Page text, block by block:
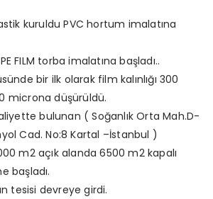
kuruldu PVC hortum imalatına
FILM torba imalatına başladı..
bir ilk olarak film kalınlığı 300
microna düşürüldü.
bulunan ( Soğanlık Orta Mah.D-
Cad. No:8 Kartal –İstanbul )
m2 açık alanda 6500 m2 kapalı
başladı.
tesisi devreye girdi.